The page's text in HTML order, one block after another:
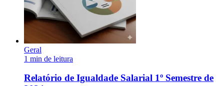
Geral
1 min de leitura
Relatório de Igualdade Salarial 1º Semestre de